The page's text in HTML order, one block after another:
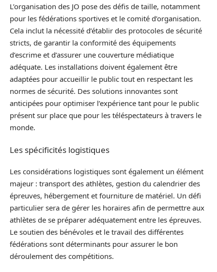
L’organisation des JO pose des défis de taille, notamment
pour les fédérations sportives et le comité d’organisation.
Cela inclut la nécessité d’établir des protocoles de sécurité
stricts, de garantir la conformité des équipements
d’escrime et d’assurer une couverture médiatique
adéquate. Les installations doivent également être
adaptées pour accueillir le public tout en respectant les
normes de sécurité. Des solutions innovantes sont
anticipées pour optimiser l’expérience tant pour le public
présent sur place que pour les téléspectateurs à travers le
monde.
Les spécificités logistiques
Les considérations logistiques sont également un élément
majeur : transport des athlètes, gestion du calendrier des
épreuves, hébergement et fourniture de matériel. Un défi
particulier sera de gérer les horaires afin de permettre aux
athlètes de se préparer adéquatement entre les épreuves.
Le soutien des bénévoles et le travail des différentes
fédérations sont déterminants pour assurer le bon
déroulement des compétitions.